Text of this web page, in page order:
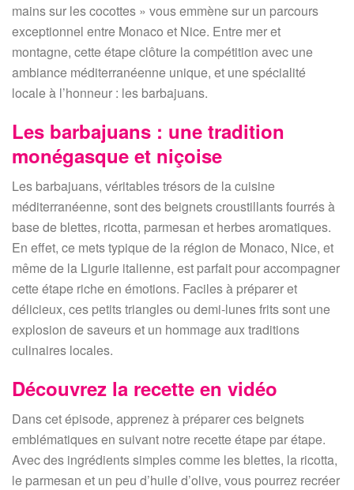
mains sur les cocottes » vous emmène sur un parcours
exceptionnel entre Monaco et Nice. Entre mer et
montagne, cette étape clôture la compétition avec une
ambiance méditerranéenne unique, et une spécialité
locale à l’honneur : les barbajuans.
Les barbajuans : une tradition
monégasque et niçoise
Les barbajuans, véritables trésors de la cuisine
méditerranéenne, sont des beignets croustillants fourrés à
base de blettes, ricotta, parmesan et herbes aromatiques.
En effet, ce mets typique de la région de Monaco, Nice, et
même de la Ligurie italienne, est parfait pour accompagner
cette étape riche en émotions. Faciles à préparer et
délicieux, ces petits triangles ou demi-lunes frits sont une
explosion de saveurs et un hommage aux traditions
culinaires locales.
Découvrez la recette en vidéo
Dans cet épisode, apprenez à préparer ces beignets
emblématiques en suivant notre recette étape par étape.
Avec des ingrédients simples comme les blettes, la ricotta,
le parmesan et un peu d’huile d’olive, vous pourrez recréer